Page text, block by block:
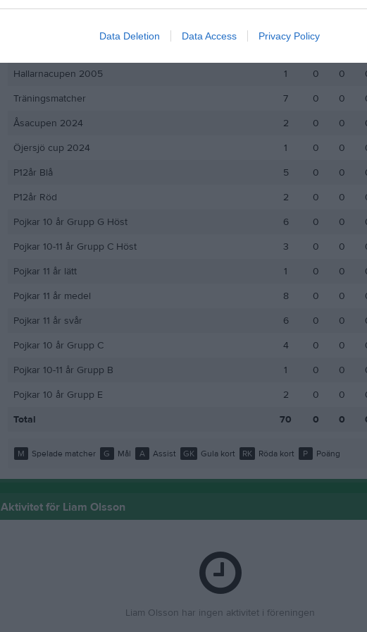
Data Deletion Data Access Privacy Policy
Hallarnacupen 2005
1 0 0
Träningsmatcher
7 0 0
Åsacupen 2024
2 0 0
Öjersjö cup 2024
1 0 0
P12år Blå
5 0 0
P12år Röd
2 0 0
Pojkar 10 år Grupp G Höst
6 0 0
Pojkar 10-11 år Grupp C Höst
3 0 0
Pojkar 11 år lätt
1 0 0
Pojkar 11 år medel
8 0 0
Pojkar 11 år svår
6 0 0
Pojkar 10 år Grupp C
4 0 0
Pojkar 10-11 år Grupp B
1 0 0
Pojkar 10 år Grupp E
2 0 0
Total
70 0 0
M Spelade matcher G Mål A Assist GK Gula kort RK Röda kort P Poäng
Aktivitet för Liam Olsson
Liam Olsson har ingen aktivitet i föreningen